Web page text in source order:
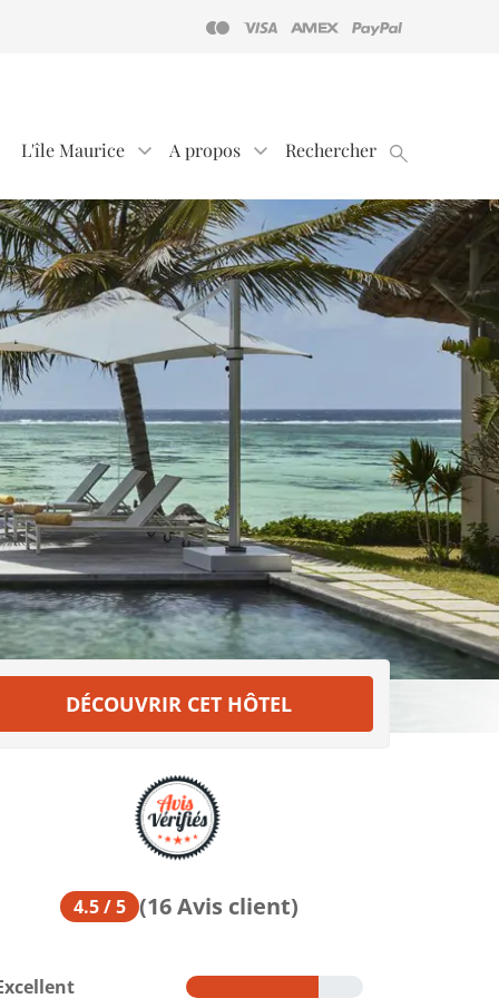
L'île Maurice A propos Rechercher
DÉCOUVRIR CET HÔTEL
4.5 / 5 (16 Avis client)